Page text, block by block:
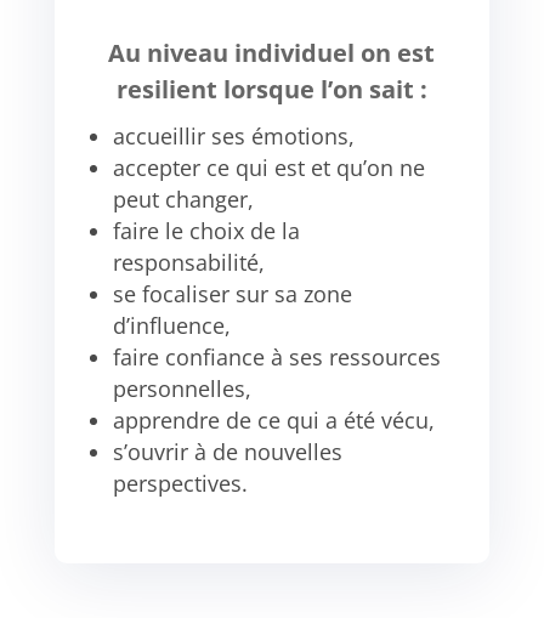
Au niveau individuel on est
resilient lorsque l’on sait :
accueillir ses émotions,
accepter ce qui est et qu’on ne
peut changer,
faire le choix de la
responsabilité,
se focaliser sur sa zone
d’influence,
faire confiance à ses ressources
personnelles,
apprendre de ce qui a été vécu,
s’ouvrir à de nouvelles
perspectives.